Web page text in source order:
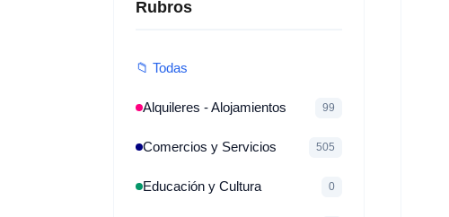
Rubros
📁 Todas
Alquileres - Alojamientos 99
Comercios y Servicios 505
Educación y Cultura 0